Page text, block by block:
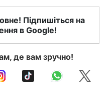
Підпишіться на
в Google!
де вам зручно!